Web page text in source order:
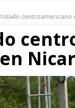
centroamericano